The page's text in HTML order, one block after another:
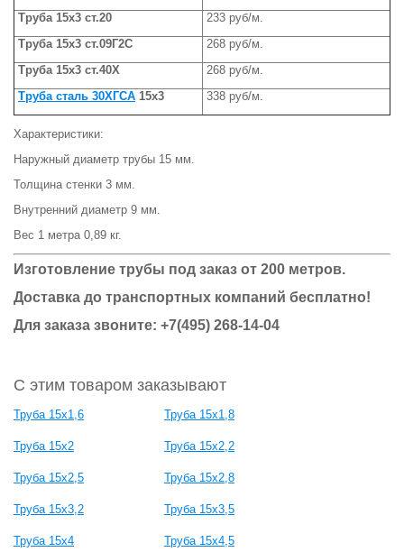
Труба 15х3 ст.20
233 руб/м.
Труба 15х3 ст.09Г2С
268 руб/м.
Труба 15х3 ст.40Х
268 руб/м.
Труба сталь 30ХГСА 15х3 338 руб/м.
Характеристики:
Наружный диаметр трубы 15 мм.
Толщина стенки 3 мм.
Внутренний диаметр 9 мм.
Вес 1 метра 0,89 кг.
Изготовление трубы под заказ от 200 метров.
Доставка до транспортных компаний бесплатно!
Для заказа звоните: +7(495) 268-14-04
С этим товаром заказывают
Труба 15х1,6 Труба 15х1,8
Труба 15х2 Труба 15х2,2
Труба 15х2,5 Труба 15х2,8
Труба 15х3,2 Труба 15х3,5
Труба 15х4 Труба 15х4,5